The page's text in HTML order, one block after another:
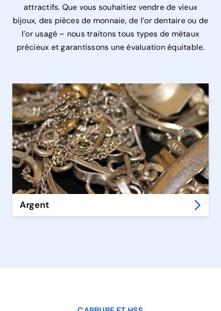
attractifs. Que vous souhaitiez vendre de vieux
bijoux, des pièces de monnaie, de l’or dentaire ou de
l’or usagé – nous traitons tous types de métaux
précieux et garantissons une évaluation équitable.
Argent